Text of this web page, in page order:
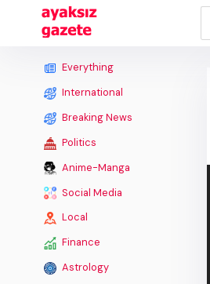
Everything
International
Breaking News
Politics
Anime-Manga
Social Media
Local
Finance
Astrology